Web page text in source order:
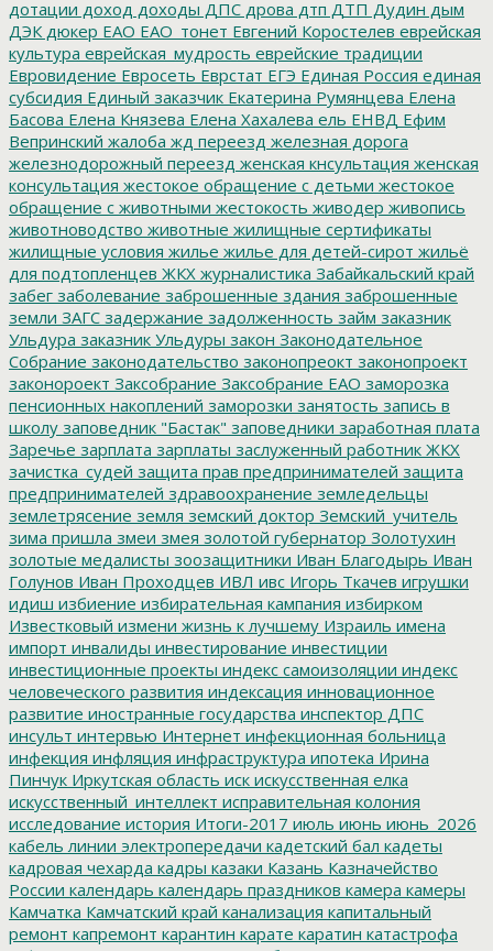
дотации доход доходы ДПС дрова дтп ДТП Дудин дым
ДЭК дюкер ЕАО ЕАО_тонет Евгений Коростелев еврейская
культура еврейская_мудрость еврейские традиции
Евровидение Евросеть Еврстат ЕГЭ Единая Россия единая
субсидия Единый заказчик Екатерина Румянцева Елена
Басова Елена Князева Елена Хахалева ель ЕНВД Ефим
Вепринский жалоба жд переезд железная дорога
железнодорожный переезд женская кнсультация женская
консультация жестокое обращение с детьми жестокое
обращение с животными жестокость живодер живопись
животноводство животные жилищные сертификаты
жилищные условия жилье жилье для детей-сирот жильё
для подтопленцев ЖКХ журналистика Забайкальский край
забег заболевание заброшенные здания заброшенные
земли ЗАГС задержание задолженность займ заказник
Ульдура заказник Ульдуры закон Законодательное
Собрание законодательство законопреокт законопроект
законороект Заксобрание Заксобрание ЕАО заморозка
пенсионных накоплений заморозки занятость запись в
школу заповедник "Бастак" заповедники заработная плата
Заречье зарплата зарплаты заслуженный работник ЖКХ
зачистка_судей защита прав предпринимателей защита
предпринимателей здравоохранение земледельцы
землетрясение земля земский доктор Земский_учитель
зима пришла змеи змея золотой губернатор Золотухин
золотые медалисты зоозащитники Иван Благодырь Иван
Голунов Иван Проходцев ИВЛ ивс Игорь Ткачев игрушки
идиш избиение избирательная кампания избирком
Известковый измени жизнь к лучшему Израиль имена
импорт инвалиды инвестирование инвестиции
инвестиционные проекты индекс самоизоляции индекс
человеческого развития индексация инновационное
развитие иностранные государства инспектор ДПС
инсульт интервью Интернет инфекционная больница
инфекция инфляция инфраструктура ипотека Ирина
Пинчук Иркутская область иск искусственная елка
искусственный_интеллект исправительная колония
исследование история Итоги-2017 июль июнь июнь_2026
кабель линии электропередачи кадетский бал кадеты
кадровая чехарда кадры казаки Казань Казначейство
России календарь календарь праздников камера камеры
Камчатка Камчатский край канализация капитальный
ремонт капремонт карантин карате каратин катастрофа